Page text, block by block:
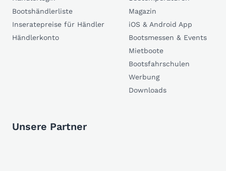
Bootshändlerliste
Inseratepreise für Händler
Händlerkonto
Magazin
iOS & Android App
Bootsmessen & Events
Mietboote
Bootsfahrschulen
Werbung
Downloads
Unsere Partner